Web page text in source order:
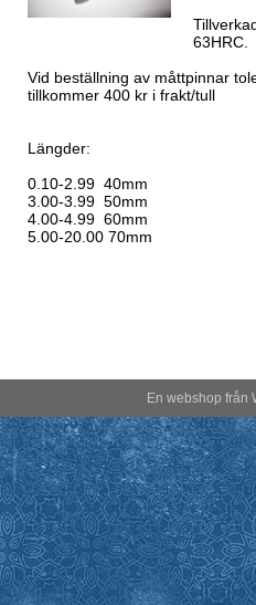
63HRC.
Vid beställning av måttpinnar
tillkommer 400 kr i frakt/tull
Längder:
0.10-2.99 40mm
3.00-3.99 50mm
4.00-4.99 60mm
5.00-20.00 70mm
En webshop från